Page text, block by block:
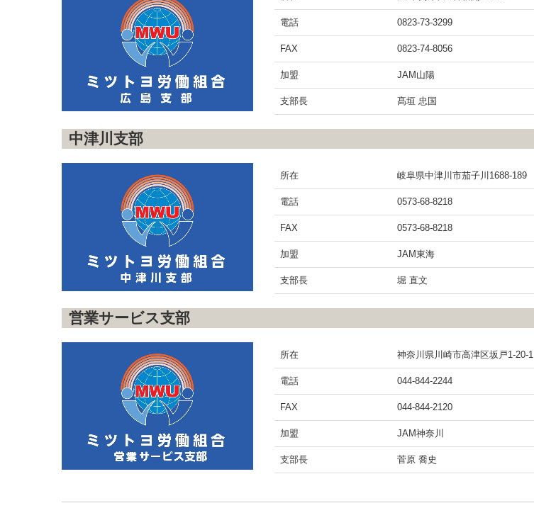
電話 0823-73-3299
FAX 0823-74-8056
加盟 JAM山陽
支部長 髙垣 忠国
中津川支部
所在 岐阜県中津川市茄子川1688-189
電話 0573-68-8218
FAX 0573-68-8218
加盟 JAM東海
支部長 堀 直文
営業サービス支部
所在 神奈川県川崎市高津区坂戸1-20-1
電話 044-844-2244
FAX 044-844-2120
加盟 JAM神奈川
支部長 菅原 喬史